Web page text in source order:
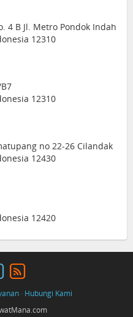
4 B Jl. Metro Pondok Indah
12310
12310
no 22-26 Cilandak
12430
12420
· Hubungi Kami